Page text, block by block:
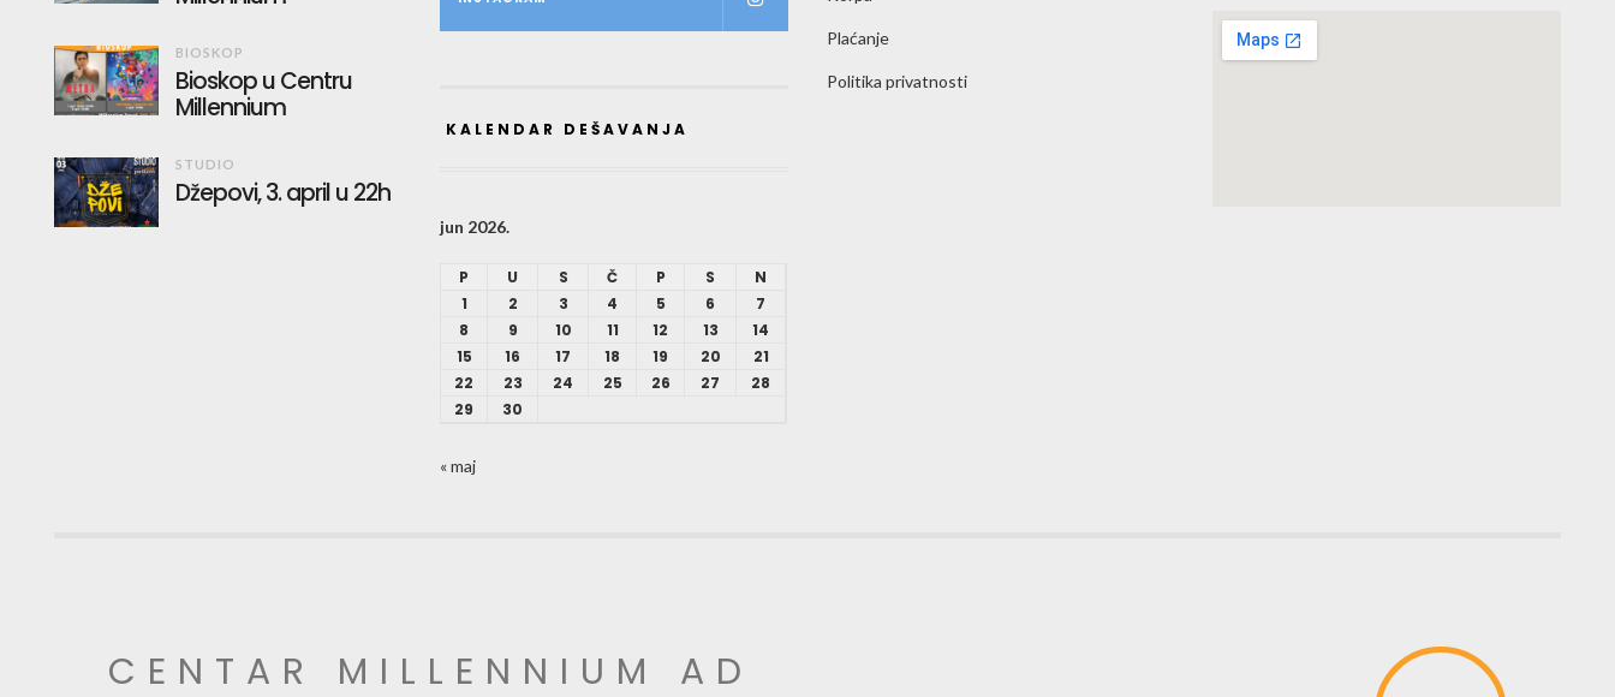
BIOSKOP
Bioskop u Centru
Millennium
STUDIO
Džepovi, 3. april u 22h
KALENDAR DEŠAVANJA
jun 2026.
P U S Č P S
N
1
2 3 4 5 6
7
8
9 10 11 12 13
14
15
16 17 18 19 20
21
22
23 24 25 26 27
28
29
30
« maj
Plaćanje
Politika privatnosti
CENTAR MILLENNIUM AD